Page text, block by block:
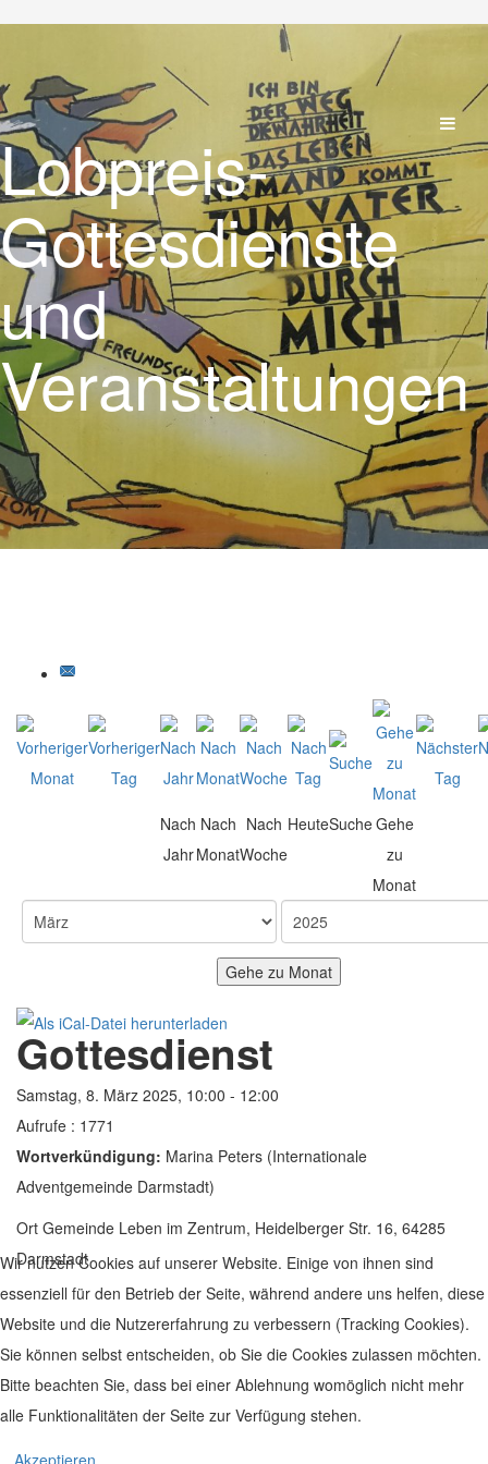
Lobpreis-
Gottesdienste
und
Veranstaltungen
Nach
Jahr
Nach
Monat
Nach
Woche
HeuteSucheGehe
zu
Monat
Gehe zu Monat
Gottesdienst
Samstag, 8. März 2025, 10:00 - 12:00
Aufrufe : 1771
Wortverkündigung: Marina Peters (Internationale
Adventgemeinde Darmstadt)
Ort Gemeinde Leben im Zentrum, Heidelberger Str. 16, 64285
Darmstadt
© 2019 Leben im Zentrum. Realisiert von www.geh-online.eu
Wir nutzen Cookies auf unserer Website. Einige von ihnen sind
essenziell für den Betrieb der Seite, während andere uns helfen, diese
Website und die Nutzererfahrung zu verbessern (Tracking Cookies).
Sie können selbst entscheiden, ob Sie die Cookies zulassen möchten.
Bitte beachten Sie, dass bei einer Ablehnung womöglich nicht mehr
alle Funktionalitäten der Seite zur Verfügung stehen.
Akzeptieren